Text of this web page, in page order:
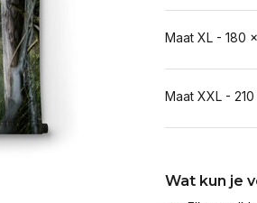
Maat XL - 180
Maat XXL -
Wat kun je